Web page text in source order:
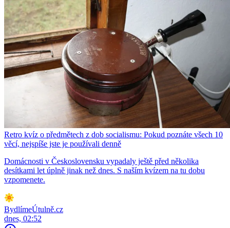
Retro kvíz o předmětech z dob socialismu: Pokud poznáte všech 10
věcí, nejspíše jste je používali denně
Domácnosti v Československu vypadaly ještě před několika
desítkami let úplně jinak než dnes. S naším kvízem na tu dobu
vzpomenete.
BydlímeÚtulně.cz
dnes, 02:52